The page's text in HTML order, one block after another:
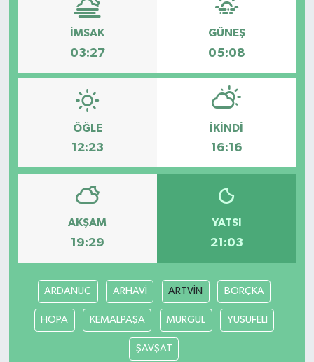
İMSAK
03:27
GÜNEŞ
05:08
ÖĞLE
12:23
İKINDI
16:16
AKŞAM
19:29
YATSI
21:03
ARDANUÇ ARHAVİ ARTVİN BORÇKA
HOPA KEMALPAŞA MURGUL YUSUFELİ
ŞAVŞAT